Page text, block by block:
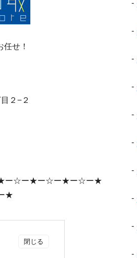
せ！
２−２
ー☆ー★ー☆ー★ー☆ー★
★